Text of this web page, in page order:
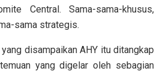
Central. Sama-sama-khusus,
sama strategis.
disampaikan AHY itu ditangkap
yang digelar oleh sebagian